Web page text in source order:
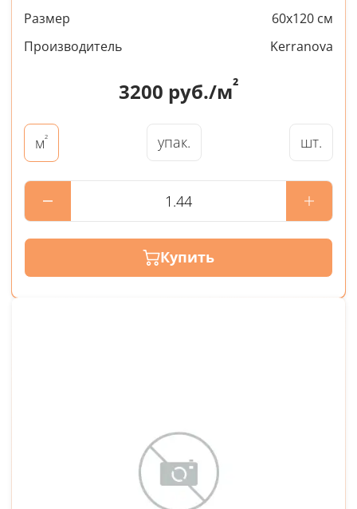
Размер
60x120 см
Производитель
Kerranova
3200 руб./м²
м² упак. шт.
Купить